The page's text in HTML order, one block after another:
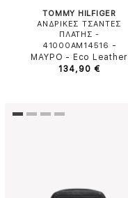
TOMMY HILFIGER
ΑΝΔΡΙΚΕΣ ΤΣΑΝΤΕΣ
ΠΛΑΤΗΣ -
41000AM14516 -
ΜΑΥΡΟ - Eco Leather
134,90 €